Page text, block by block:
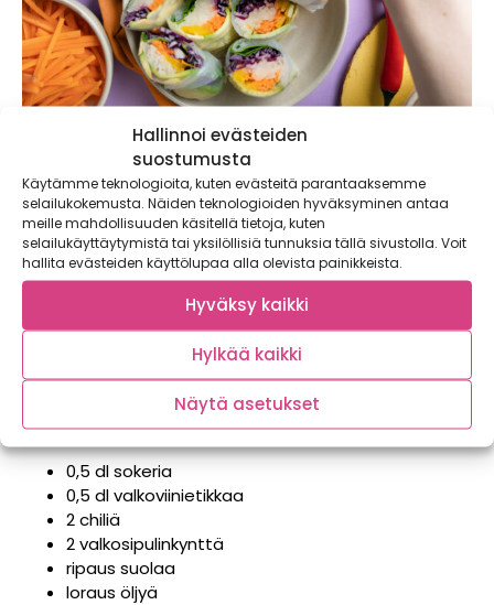
Hallinnoi evästeiden
suostumusta
Käytämme teknologioita, kuten evästeitä parantaaksemme
selailukokemusta. Näiden teknologioiden hyväksyminen antaa
meille mahdollisuuden käsitellä tietoja, kuten
selailukäyttäytymistä tai yksilöllisiä tunnuksia tällä sivustolla. Voit
hallita evästeiden käyttölupaa alla olevista painikkeista.
Hyväksy kaikki
Hylkää kaikki
Näytä asetukset
Vietnamilaiset kesärullat
hapankaalilla ja kotitekoinen
chilikastike
Chilikastike
0,5 dl sokeria
0,5 dl valkoviinietikkaa
2 chiliä
2 valkosipulinkynttä
ripaus suolaa
loraus öljyä